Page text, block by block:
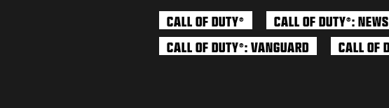
CALL OF DUTY® CALL OF DUTY®: NEWS
CALL OF DUTY®: VANGUARD CALL OF